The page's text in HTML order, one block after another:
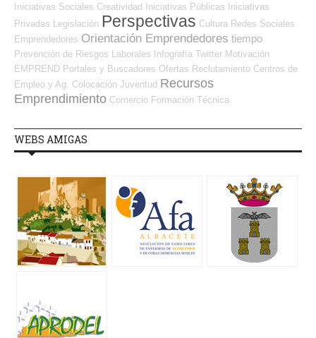
Iniciativas Sociales Creatividad Iniciativas Públicas Iniciativas
Privadas Legislación Perspectivas Cultura Redes Sociales
Emprendedores Orientación Emprendedores tiempo
Prevención de Riesgos Laborales Infografía Twitter Motivación
EMPREND Portales y Buscadores Ofertas Reclutamiento Centros de
Empleo y Ag. Colocación Juventud Recursos
Emprendimiento Comercio Formación Técnica
WEBS AMIGAS